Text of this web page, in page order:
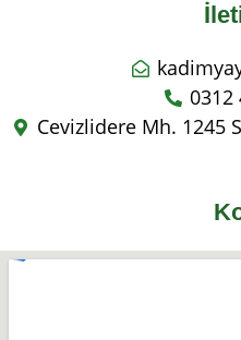
0312
Cevizlidere Mh. 1245